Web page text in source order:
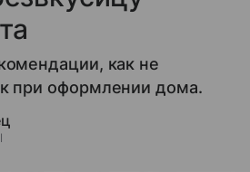
как не
при оформлении дома.